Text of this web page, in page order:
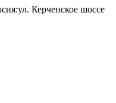
Керченское шоссе